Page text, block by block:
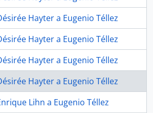
Hayter a Eugenio Téllez
Hayter a Eugenio Téllez
Hayter a Eugenio Téllez
Hayter a Eugenio Téllez
Lihn a Eugenio Téllez